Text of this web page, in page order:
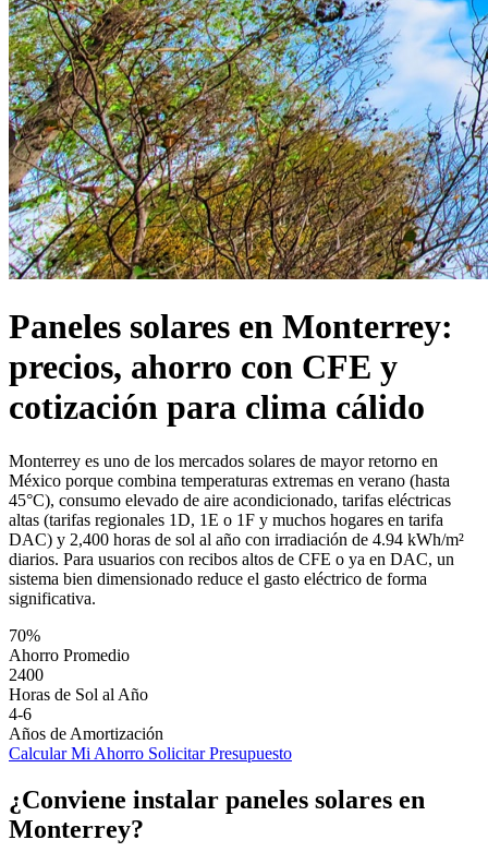
Paneles solares en Monterrey:
precios, ahorro con CFE y
cotización para clima cálido
Monterrey es uno de los mercados solares de mayor retorno en
México porque combina temperaturas extremas en verano (hasta
45°C), consumo elevado de aire acondicionado, tarifas eléctricas
altas (tarifas regionales 1D, 1E o 1F y muchos hogares en tarifa
DAC) y 2,400 horas de sol al año con irradiación de 4.94 kWh/m²
diarios. Para usuarios con recibos altos de CFE o ya en DAC, un
sistema bien dimensionado reduce el gasto eléctrico de forma
significativa.
70%
Ahorro Promedio
2400
Horas de Sol al Año
4-6
Años de Amortización
Calcular Mi Ahorro Solicitar Presupuesto
¿Conviene instalar paneles solares en
Monterrey?